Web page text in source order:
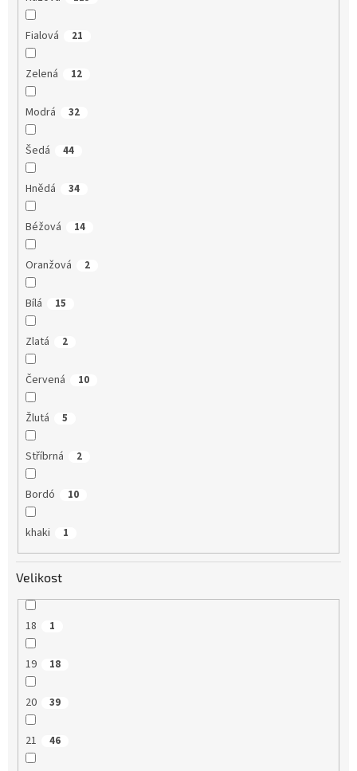
Fialová 21
Zelená 12
Modrá 32
Šedá 44
Hnědá 34
Béžová 14
Oranžová 2
Bílá 15
Zlatá 2
Červená 10
Žlutá 5
Stříbrná 2
Bordó 10
khaki 1
Velikost
18 1
19 18
20 39
21 46